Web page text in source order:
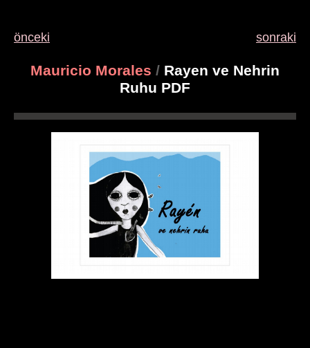
önceki sonraki
Mauricio Morales / Rayen ve Nehrin
Ruhu PDF